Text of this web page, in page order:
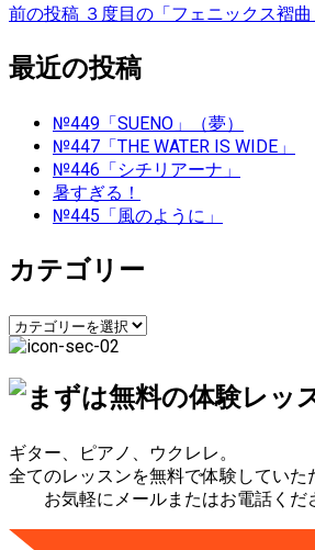
投
稿
ナ
ビ
ゲ
シ
ョ
ン
前の投稿 ３度目の「フェニックス褶曲
最近の投稿
№449「SUENO」（夢）
№447「THE WATER IS WIDE」
№446「シチリアーナ」
暑すぎる！
№445「風のように」
カテゴリー
カ
テ
リ
ギター、ピアノ、ウクレレ。
全てのレッスンを無料で体験していた
お気軽にメールまたはお電話くだ